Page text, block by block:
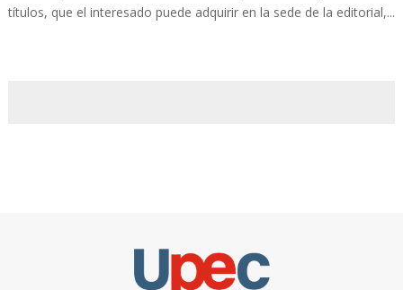
títulos, que el interesado puede adquirir en la sede de la editorial,...